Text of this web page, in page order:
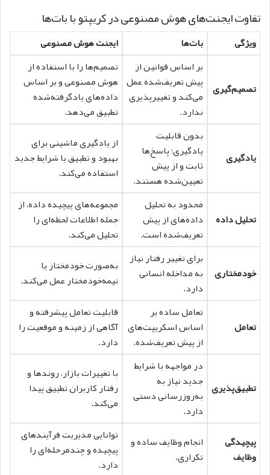
تفاوت ایجنت‌های هوش مصنوعی در کریپتو با بات‌ها
ویژگی بات‌ها ایجنت هوش مصنوعی
تصمیم‌گیری
بر اساس قوانین از
پیش تعریف‌شده عمل
می‌کند و تغییرپذیری
ندارد.
تصمیم‌ها را با استفاده از
هوش مصنوعی و بر اساس
داده‌های یادگرفته‌شده
تطبیق می‌دهد.
یادگیری
بدون قابلیت
یادگیری؛ پاسخ‌ها
ثابت و از پیش
تعیین‌شده هستند.
از یادگیری ماشینی برای
بهبود و تطبیق با شرایط جدید
استفاده می‌کند.
تحلیل داده
محدود به تحلیل
داده‌های از پیش
تعریف‌شده است.
مجموعه‌های پیچیده داده، از
جمله اطلاعات لحظه‌ای را
تحلیل می‌کند.
خودمختاری
برای تغییر رفتار نیاز
به مداخله انسانی
دارد.
به‌صورت خودمختار یا
نیمه‌خودمختار عمل می‌کند.
تعامل
تعامل ساده بر
اساس اسکریپت‌های
از پیش تعریف‌شده.
قابلیت تعامل پیشرفته و
آگاهی از زمینه و موقعیت را
دارد.
تطبیق‌پذیری
در مواجهه با شرایط
جدید نیاز به
به‌روزرسانی دستی
دارد.
با تغییرات بازار، روندها و
رفتار کاربران تطبیق پیدا
می‌کند.
پیچیدگی
وظایف
انجام وظایف ساده و
تکراری.
توانایی مدیریت فرآیندهای
پیچیده و چندمرحله‌ای را
دارد.